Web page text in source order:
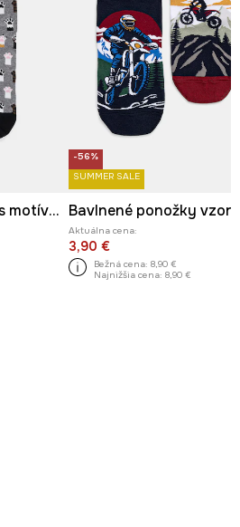
Bavlnené ponožky s motívom mačiek (2-pack)
-56%
SUMMER SALE
Aktuálna cena:
3,90 €
Bežná cena: 8,90 €
Najnižšia cena: 8,90 €